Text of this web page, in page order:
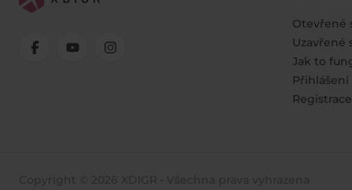
Otevřené
Uzavřené
Jak to
Přihlášení
Registrace